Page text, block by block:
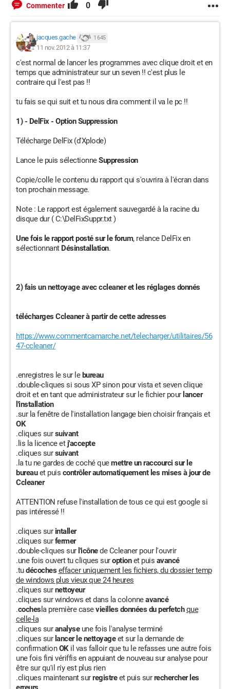
Commenter 0
jacques.gache 1 645
11 nov. 2012 à 11:37
c'est normal de lancer les programmes avec clique droit et en
temps que administrateur sur un seven !! c'est plus le
contraire qui l'est pas !!
tu fais se qui suit et tu nous dira comment il va le pc !!
1) - DelFix - Option Suppression
Télécharge DelFix (d'Xplode)
Lance le puis sélectionneSuppression
Copie/colle le contenu du rapport qui s'ouvrira à l'écran dans
ton prochain message.
Note : Le rapport est également sauvegardé à la racine du
disque dur ( C:\DelFixSuppr.txt )
Une fois le rapport posté sur le forum, relance DelFix en
sélectionnant Désinstallation.
2) fais un nettoyage avec ccleaner et les réglages donnés
télécharges Ccleaner à partir de cette adresses
https://www.commentcamarche.net/telecharger/utilitaires/56
47-ccleaner/
.enregistres le sur lebureau
.double-cliques si sous XP sinon pour vista et seven clique
droit et en tant que administrateur sur le fichier pourlancer
l'installation
.sur la fenêtre de l'installation langage bien choisir français et
OK
.cliques sursuivant
.lis la licence etj'accepte
.cliques sursuivant
.la tu ne gardes de coché quemettre un raccourci sur le
bureauet puis contrôler automatiquement les mises à jour de
Ccleaner
ATTENTION refuse l'installation de tous ce qui est google si
pas intéressé !!
.cliques sur intaller
.cliques surfermer
.double-cliques sur l'icônede Ccleaner pour l'ouvrir
.une fois ouvert tu cliques suroptionet puis avancé
.tudécoches effacer uniquement les fichiers, du dossier temp
de windows plus vieux que 24 heures
.cliques surnettoyeur
.cliques sur windows et dans la colonneavancé
.coches la première casevieilles données du perfetchque
celle-la
.cliques suranalyse une fois l'analyse terminé
.cliques sur lancer le nettoyageet sur la demande de
confirmationOKil vas falloir que tu le refasses une autre fois
une fois fini vériffis en appuiant de nouveau sur analyse pour
être sur qu'il n'y est plus rien
.cliques maintenant surregistreet puis surrechercher les